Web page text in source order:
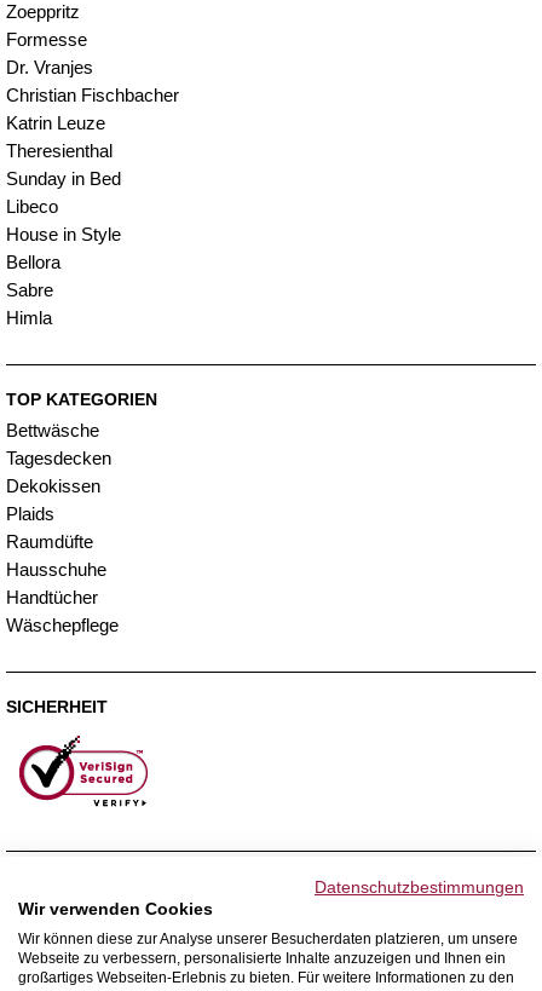
Zoeppritz
Formesse
Dr. Vranjes
Christian Fischbacher
Katrin Leuze
Theresienthal
Sunday in Bed
Libeco
House in Style
Bellora
Sabre
Himla
TOP KATEGORIEN
Bettwäsche
Tagesdecken
Dekokissen
Plaids
Raumdüfte
Hausschuhe
Handtücher
Wäschepflege
SICHERHEIT
WIR VERSENDEN MIT
Datenschutzbestimmungen
Wir verwenden Cookies
Wir können diese zur Analyse unserer Besucherdaten platzieren, um unsere
Webseite zu verbessern, personalisierte Inhalte anzuzeigen und Ihnen ein
großartiges Webseiten-Erlebnis zu bieten. Für weitere Informationen zu den